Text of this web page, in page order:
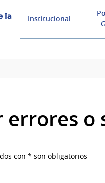
la
Institucional
errores o
con * son obligatorios